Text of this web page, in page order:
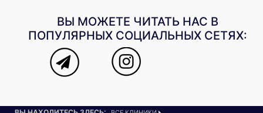
ВЫ МОЖЕТЕ ЧИТАТЬ НАС В
ПОПУЛЯРНЫХ СОЦИАЛЬНЫХ СЕТЯХ: